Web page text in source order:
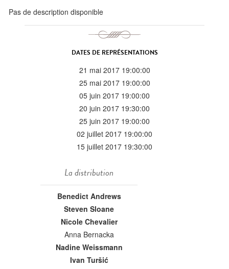
Pas de description disponible
DATES DE REPRÉSENTATIONS
21 mai 2017 19:00:00
25 mai 2017 19:00:00
05 juin 2017 19:00:00
20 juin 2017 19:30:00
25 juin 2017 19:00:00
02 juillet 2017 19:00:00
15 juillet 2017 19:30:00
La distribution
Benedict Andrews
Steven Sloane
Nicole Chevalier
Anna Bernacka
Nadine Weissmann
Ivan Turšić